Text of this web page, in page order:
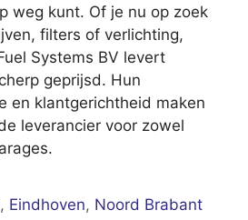
weg kunt. Of je nu op zoek
filters of verlichting,
Systems BV levert
geprijsd. Hun
en klantgerichtheid maken
leverancier voor zowel
, Eindhoven, Noord Brabant